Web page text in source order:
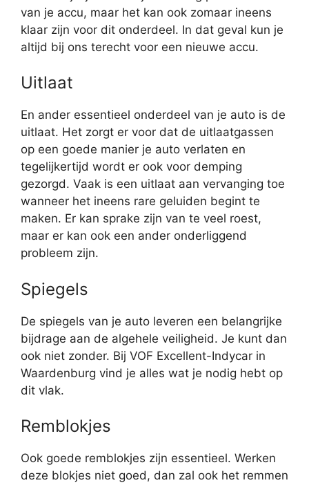
van je accu, maar het kan ook zomaar ineens
klaar zijn voor dit onderdeel. In dat geval kun je
altijd bij ons terecht voor een nieuwe accu.
Uitlaat
En ander essentieel onderdeel van je auto is de
uitlaat. Het zorgt er voor dat de uitlaatgassen
op een goede manier je auto verlaten en
tegelijkertijd wordt er ook voor demping
gezorgd. Vaak is een uitlaat aan vervanging toe
wanneer het ineens rare geluiden begint te
maken. Er kan sprake zijn van te veel roest,
maar er kan ook een ander onderliggend
probleem zijn.
Spiegels
De spiegels van je auto leveren een belangrijke
bijdrage aan de algehele veiligheid. Je kunt dan
ook niet zonder. Bij VOF Excellent-Indycar in
Waardenburg vind je alles wat je nodig hebt op
dit vlak.
Remblokjes
Ook goede remblokjes zijn essentieel. Werken
deze blokjes niet goed, dan zal ook het remmen